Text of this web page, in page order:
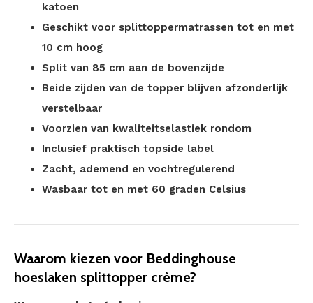
katoen
Geschikt voor splittoppermatrassen tot en met
10 cm hoog
Split van 85 cm aan de bovenzijde
Beide zijden van de topper blijven afzonderlijk
verstelbaar
Voorzien van kwaliteitselastiek rondom
Inclusief praktisch topside label
Zacht, ademend en vochtregulerend
Wasbaar tot en met 60 graden Celsius
Waarom kiezen voor Beddinghouse
hoeslaken splittopper crème?